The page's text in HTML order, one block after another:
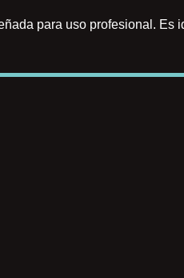
para uso profesional. Es